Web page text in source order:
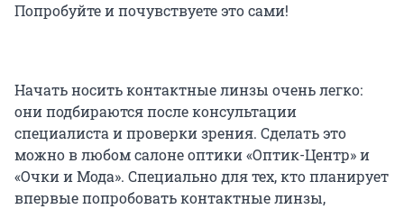
Попробуйте и почувствуете это сами!
Начать носить контактные линзы очень легко:
они подбираются после консультации
специалиста и проверки зрения. Сделать это
можно в любом салоне оптики «Оптик-Центр» и
«Очки и Мода». Специально для тех, кто планирует
впервые попробовать контактные линзы,